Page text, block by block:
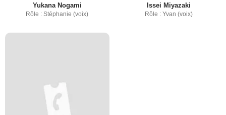
Yukana Nogami
Rôle : Stéphanie (voix)
Issei Miyazaki
Rôle : Yvan (voix)